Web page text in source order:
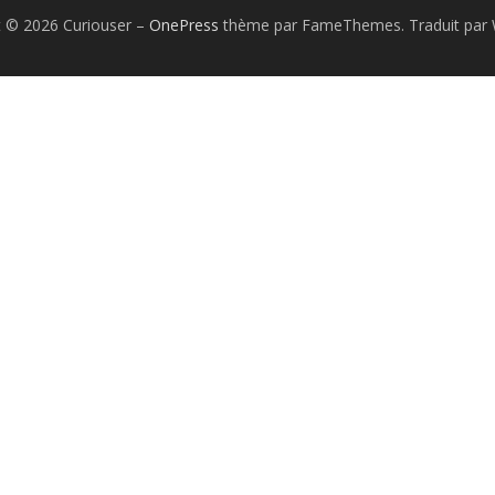
© 2026 Curiouser – OnePress thème par FameThemes. Traduit par